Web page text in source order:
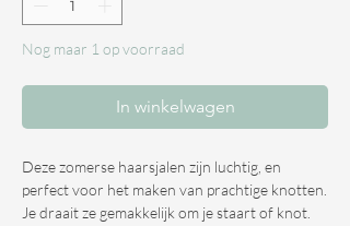
Nog maar 1 op voorraad
In winkelwagen
Deze zomerse haarsjalen zijn luchtig, en
perfect voor het maken van prachtige knotten.
Je draait ze gemakkelijk om je staart of knot.